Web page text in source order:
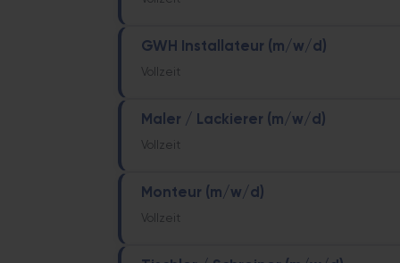
GWH Installateur (m/w/d)
Vollzeit
Maler / Lackierer (m/w/d)
Vollzeit
Monteur (m/w/d)
Vollzeit